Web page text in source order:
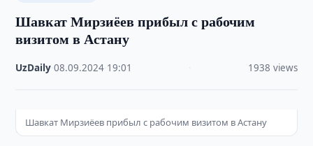
Шавкат Мирзиёев прибыл с рабочим
визитом в Астану
UzDaily ·08.09.2024 19:01 1938 views
Шавкат Мирзиёев прибыл с рабочим визитом в Астану